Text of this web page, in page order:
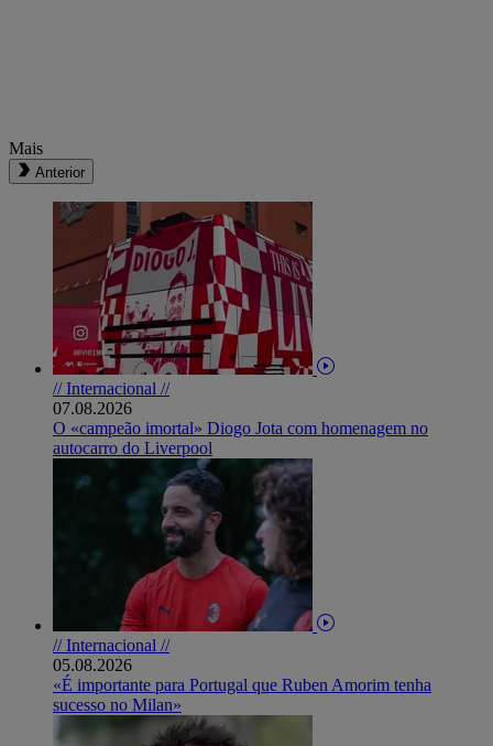
Mais
Anterior
// Internacional //
07.08.2026
O «campeão imortal» Diogo Jota com homenagem no
autocarro do Liverpool
// Internacional //
05.08.2026
«É importante para Portugal que Ruben Amorim tenha
sucesso no Milan»